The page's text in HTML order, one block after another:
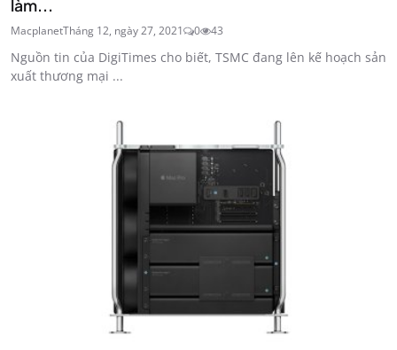
làm...
MacplanetTháng 12, ngày 27, 2021 0 43
Nguồn tin của DigiTimes cho biết, TSMC đang lên kế hoạch sản
xuất thương mại ...